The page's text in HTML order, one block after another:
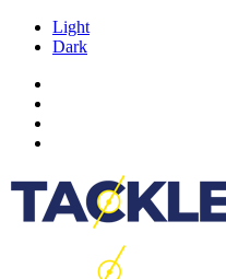
Light
Dark